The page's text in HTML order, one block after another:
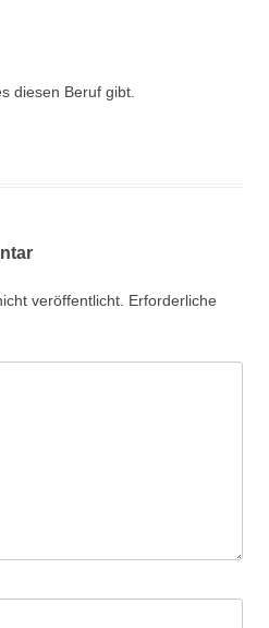
diesen Beruf gibt.
veröffentlicht. Erforderliche